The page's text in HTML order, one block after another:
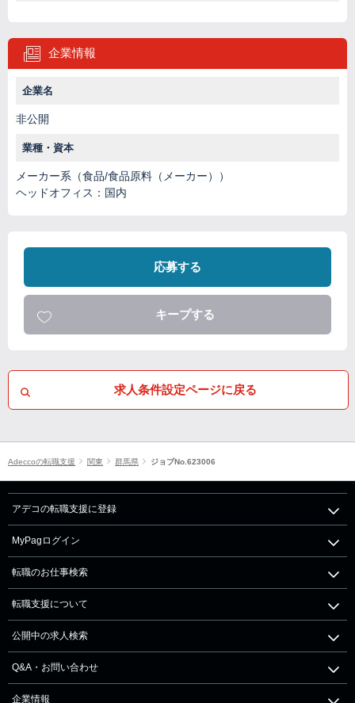
企業情報
企業名
非公開
業種・資本
メーカー系（食品/食品原料（メーカー））
ヘッドオフィス：国内
応募する
キープする
求人条件設定ページに戻る
Adeccoの転職支援 関東 群馬県 ジョブNo.623006
アデコの転職支援に登録
MyPagログイン
転職のお仕事検索
転職支援について
公開中の求人検索
Q&A・お問い合わせ
企業情報